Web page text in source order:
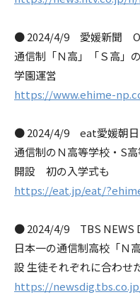
● 2024/4/9 愛媛新聞
通信制「Ｎ高」「Ｓ高」
学園運営
https://www.ehime-
● 2024/4/9 eat愛媛朝日
通信制のＮ高等学校・S
開設 初の入学式も
https://eat.jp/eat/
● 2024/4/9 TBS NEWS
日本一の通信制高校「Ｎ
設 生徒それぞれに合わせ
https://